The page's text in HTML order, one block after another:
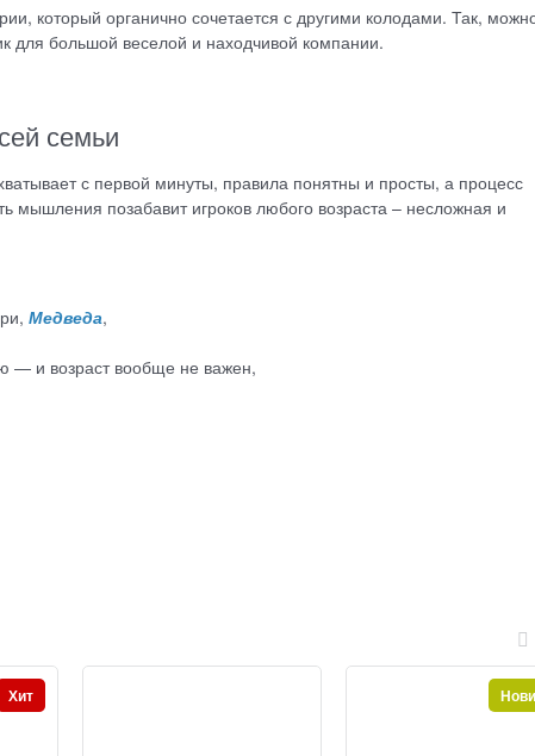
который органично сочетается с другими колодами. Так,
для большой веселой и находчивой компании.
семьи
с первой минуты, правила понятны и просты, а процесс
мышления позабавит игроков любого возраста – несложная и
Медведа,
— и возраст вообще не важен,
Хит